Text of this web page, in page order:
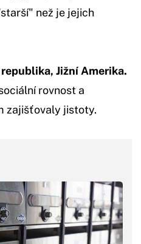
než je jejich
Jižní Amerika.
rovnost a
zajišťovaly jistoty.